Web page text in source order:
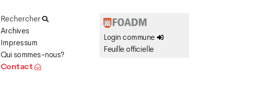
Rechercher
Archives
Impressum
Qui sommes-nous?
Contact
Login commune
Feuille officielle